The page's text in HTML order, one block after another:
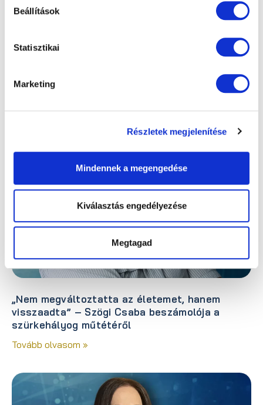
Beállítások
Statisztikai
Marketing
Részletek megjelenítése
Mindennek a megengedése
Kiválasztás engedélyezése
Megtagad
„Nem megváltoztatta az életemet, hanem
visszaadta” – Szögi Csaba beszámolója a
szürkehályog műtétéről
Tovább olvasom »